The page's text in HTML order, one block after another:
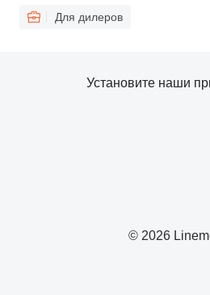
Для дилеров
© 2026
Установите наши